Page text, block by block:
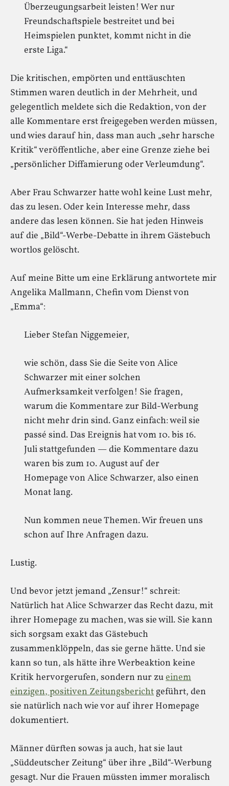
Überzeugungsarbeit leisten! Wer nur
Freundschaftspiele bestreitet und bei
Heimspielen punktet, kommt nicht in die
erste Liga.“
Die kritischen, empörten und enttäuschten
Stimmen waren deutlich in der Mehrheit, und
gelegentlich meldete sich die Redaktion, von der
alle Kommentare erst freigegeben werden müssen,
und wies darauf hin, dass man auch „sehr harsche
Kritik“ veröffentliche, aber eine Grenze ziehe bei
„persönlicher Diffamierung oder Verleumdung“.
Aber Frau Schwarzer hatte wohl keine Lust mehr,
das zu lesen. Oder kein Interesse mehr, dass
andere das lesen können. Sie hat jeden Hinweis
auf die „Bild“-Werbe-Debatte in ihrem Gästebuch
wortlos gelöscht.
Auf meine Bitte um eine Erklärung antwortete mir
Angelika Mallmann, Chefin vom Dienst von
„Emma“:
Lieber Stefan Niggemeier,
wie schön, dass Sie die Seite von Alice
Schwarzer mit einer solchen
Aufmerksamkeit verfolgen! Sie fragen,
warum die Kommentare zur Bild-Werbung
nicht mehr drin sind. Ganz einfach: weil sie
passé sind. Das Ereignis hat vom 10. bis 16.
Juli stattgefunden — die Kommentare dazu
waren bis zum 10. August auf der
Homepage von Alice Schwarzer, also einen
Monat lang.
Nun kommen neue Themen. Wir freuen uns
schon auf Ihre Anfragen dazu.
Lustig.
Und bevor jetzt jemand „Zensur!“ schreit:
Natürlich hat Alice Schwarzer das Recht dazu, mit
ihrer Homepage zu machen, was sie will. Sie kann
sich sorgsam exakt das Gästebuch
zusammenklöppeln, das sie gerne hätte. Und sie
kann so tun, als hätte ihre Werbeaktion keine
Kritik hervorgerufen, sondern nur zueinem
einzigen, positiven Zeitungsberichtgeführt, den
sie natürlich nach wie vor auf ihrer Homepage
dokumentiert.
Männer dürften sowas ja auch, hat sie laut
„Süddeutscher Zeitung“ über ihre „Bild“-Werbung
gesagt. Nur die Frauen müssten immer moralisch